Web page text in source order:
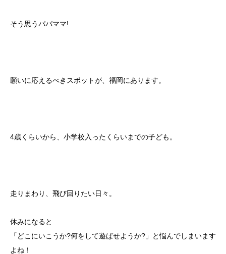
そう思うパパママ!
願いに応えるべきスポットが、福岡にあります。
4歳くらいから、小学校入ったくらいまでの子ども。
走りまわり、飛び回りたい日々。
休みになると
「どこにいこうか?何をして遊ばせようか?」と悩んでしまいます
よね！